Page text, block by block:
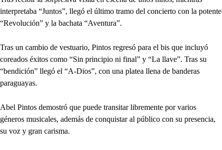
interpretaba “Juntos”, llegó el último tramo del concierto con la potente
“Revolución” y la bachata “Aventura”.
Tras un cambio de vestuario, Pintos regresó para el bis que incluyó
coreados éxitos como “Sin principio ni final” y “La llave”. Tras su
“bendición” llegó el “A-Dios”, con una platea llena de banderas
paraguayas.
Abel Pintos demostró que puede transitar libremente por varios
géneros musicales, además de conquistar al público con su presencia,
su voz y gran carisma.